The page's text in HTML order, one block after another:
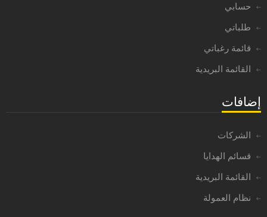
حسابي
طلباتي
قائمة رغباتي
القائمة البريدية
إضافات
الشركات
قسائم الهدايا
القائمة البريدية
نظام العمولة